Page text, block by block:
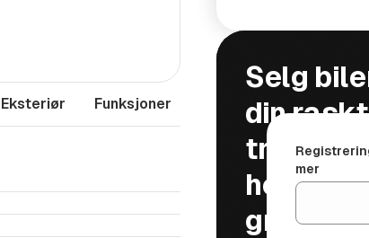
Selg
din
trygt og
helt
gratis
mer
Eksteriør Funksjoner Mål og vekt